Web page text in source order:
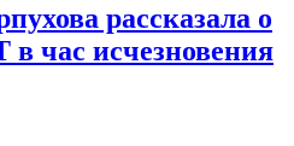
рассказала о
час исчезновения